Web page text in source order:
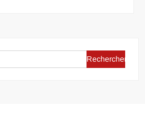
Rechercher :